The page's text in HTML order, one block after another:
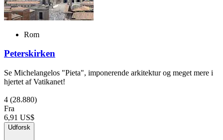
Rom
Peterskirken
Se Michelangelos "Pieta", imponerende arkitektur og meget mere i
hjertet af Vatikanet!
4 (28.880)
Fra
6,91 US$
Udforsk